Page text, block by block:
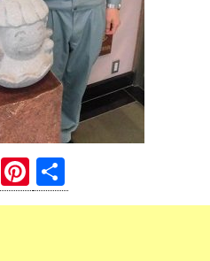
Li
Pi
nt 有